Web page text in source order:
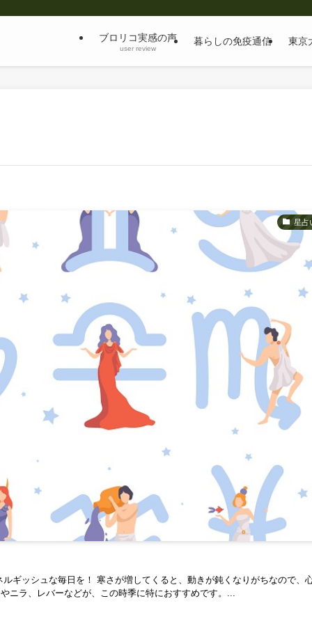
ブロリコ実感の声
user review
暮らしの免疫通信 東京
星占
ギッシュな毎日を！ 寒さが増してくると、動きが鈍くなりがちなので、
ニラ、レバーなどが、この時季に特におすすめです。...